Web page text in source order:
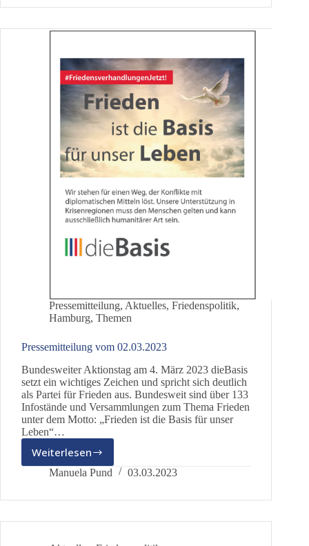
Nichts!
Pressemitteilung, Aktuelles, Friedenspolitik,
Hamburg, Themen
Pressemitteilung vom 02.03.2023
Bundesweiter Aktionstag am 4. März 2023 dieBasis
setzt ein wichtiges Zeichen und spricht sich deutlich
als Partei für Frieden aus. Bundesweit sind über 133
Infostände und Versammlungen zum Thema Frieden
unter dem Motto: „Frieden ist die Basis für unser
Leben“…
WeiterlesenPressemitteilung
vom
Manuela Pund 03.03.2023